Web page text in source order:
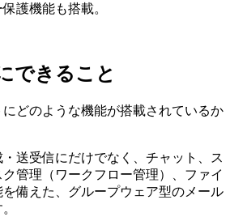
護機能も搭載。
できること
どのような機能が搭載されているか
送受信にだけでなく、チャット、ス
管理（ワークフロー管理）、ファイ
備えた、グループウェア型のメール